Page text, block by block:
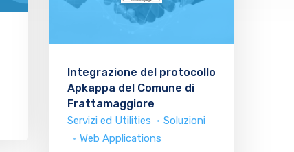
Integrazione del protocollo
Apkappa del Comune di
Frattamaggiore
Servizi ed Utilities
Soluzioni
Web Applications